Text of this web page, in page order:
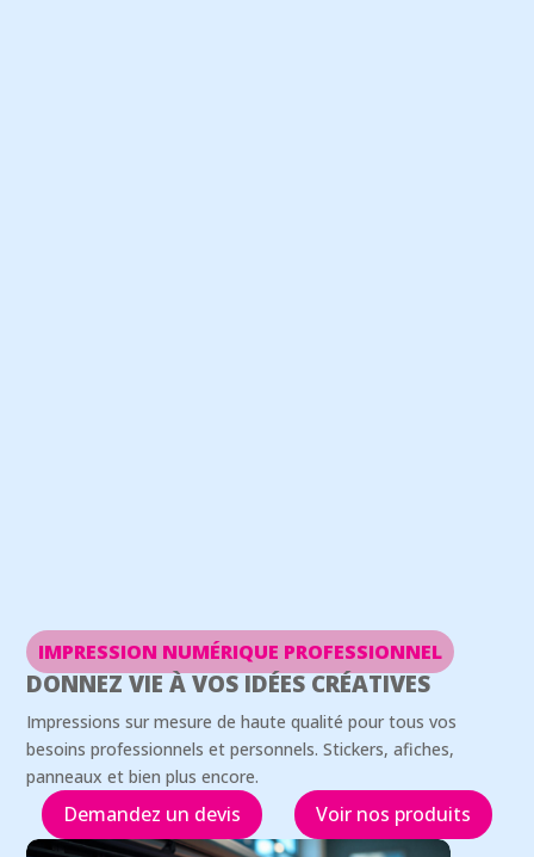
IMPRESSION NUMÉRIQUE PROFESSIONNEL
DONNEZ VIE À VOS IDÉES CRÉATIVES
Impressions sur mesure de haute qualité pour tous vos
besoins professionnels et personnels. Stickers, afiches,
panneaux et bien plus encore.
Demandez un devis Voir nos produits